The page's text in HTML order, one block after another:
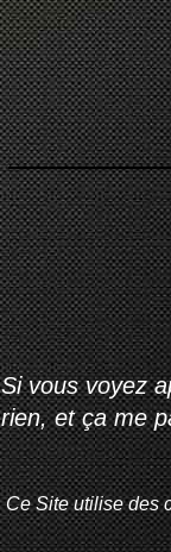
Si vous voyez
rien, et ça me
Ce Site utilise des